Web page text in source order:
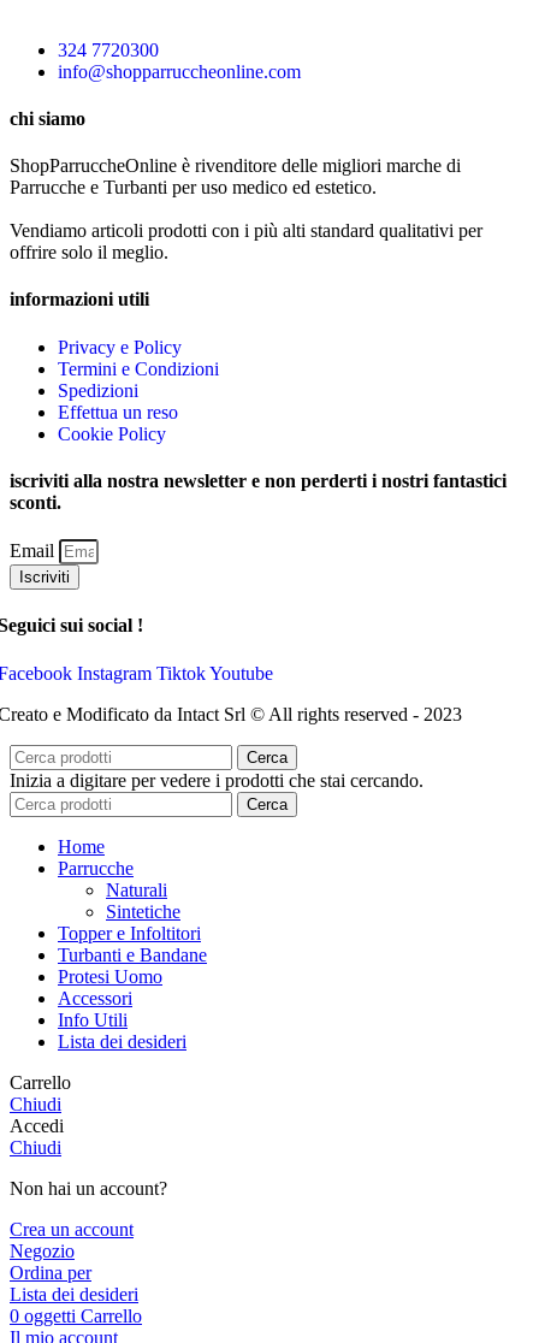
324 7720300
info@shopparruccheonline.com
chi siamo
ShopParruccheOnline è rivenditore delle migliori marche di
Parrucche e Turbanti per uso medico ed estetico.
Vendiamo articoli prodotti con i più alti standard qualitativi per
offrire solo il meglio.
informazioni utili
Privacy e Policy
Termini e Condizioni
Spedizioni
Effettua un reso
Cookie Policy
iscriviti alla nostra newsletter e non perderti i nostri fantastici
sconti.
Email
Iscriviti
sui social !
Instagram TiktokYoutube
e Modificato da Intact Srl © All rights reserved - 2023
Cerca
Inizia a digitare per vedere i prodotti che stai cercando.
Cerca
Home
Parrucche
Naturali
Sintetiche
Topper e Infoltitori
Turbanti e Bandane
Protesi Uomo
Accessori
Info Utili
Lista dei desideri
Carrello
Chiudi
Accedi
Chiudi
Non hai un account?
Crea un account
Negozio
Ordina per
Lista dei desideri
0 oggetti Carrello
Il mio account